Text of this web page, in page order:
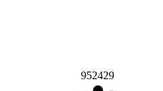
952429